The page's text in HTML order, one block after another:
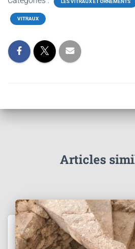
LES VITRAUX ET ORNEMENTS
VITRAUX
Articles